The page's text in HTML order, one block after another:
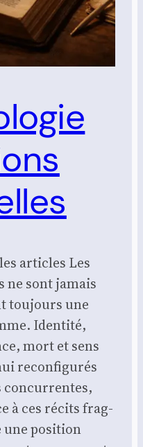
articles Les
ne sont jamais
tou­jours une
Iden­ti­té,
mort et sens
recon­fi­gu­rés
concur­rentes,
à ces récits frag­
une posi­tion